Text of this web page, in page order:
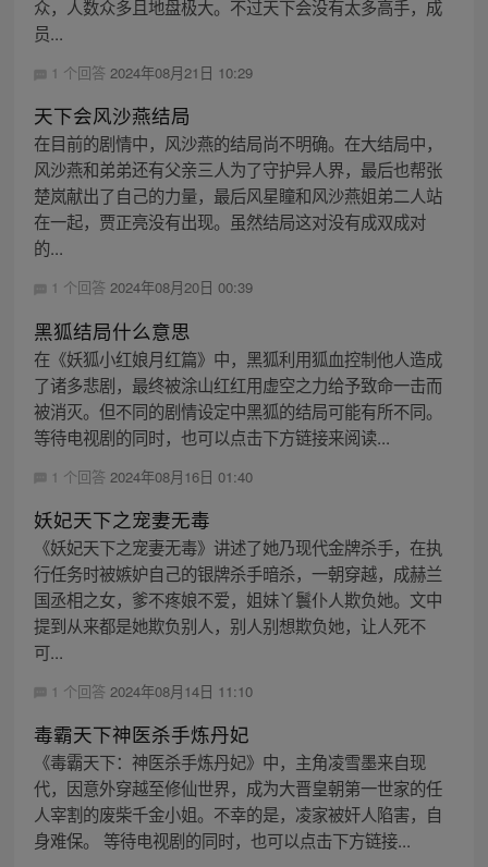
众，人数众多且地盘极大。不过天下会没有太多高手，成
员...
1 个回答 2024年08月21日 10:29
天下会风沙燕结局
在目前的剧情中，风沙燕的结局尚不明确。在大结局中，
风沙燕和弟弟还有父亲三人为了守护异人界，最后也帮张
楚岚献出了自己的力量，最后风星瞳和风沙燕姐弟二人站
在一起，贾正亮没有出现。虽然结局这对没有成双成对
的...
1 个回答 2024年08月20日 00:39
黑狐结局什么意思
在《妖狐小红娘月红篇》中，黑狐利用狐血控制他人造成
了诸多悲剧，最终被涂山红红用虚空之力给予致命一击而
被消灭。但不同的剧情设定中黑狐的结局可能有所不同。
等待电视剧的同时，也可以点击下方链接来阅读...
1 个回答 2024年08月16日 01:40
妖妃天下之宠妻无毒
《妖妃天下之宠妻无毒》讲述了她乃现代金牌杀手，在执
行任务时被嫉妒自己的银牌杀手暗杀，一朝穿越，成赫兰
国丞相之女，爹不疼娘不爱，姐妹丫鬟仆人欺负她。文中
提到从来都是她欺负别人，别人别想欺负她，让人死不
可...
1 个回答 2024年08月14日 11:10
毒霸天下神医杀手炼丹妃
《毒霸天下：神医杀手炼丹妃》中，主角凌雪墨来自现
代，因意外穿越至修仙世界，成为大晋皇朝第一世家的任
人宰割的废柴千金小姐。不幸的是，凌家被奸人陷害，自
身难保。 等待电视剧的同时，也可以点击下方链接...